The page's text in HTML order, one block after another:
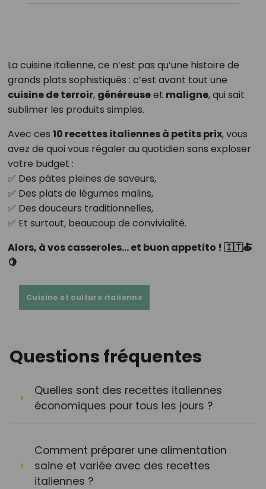
La cuisine italienne, ce n’est pas qu’une histoire de
grands plats sophistiqués : c’est avant tout une
cuisine de terroir, généreuseet maligne, qui sait
sublimer les produits simples.
Avec ces 10 recettes italiennes à petits prix, vous
avez de quoi vous régaler au quotidien sans exploser
votre budget :
✅ Des pâtes pleines de saveurs,
✅ Des plats de légumes malins,
✅ Des douceurs traditionnelles,
✅ Et surtout, beaucoup de convivialité.
Alors, à vos casseroles… et buon appetito ! 🇮🇹🍝
🍋
Cuisine et culture italienne
Questions fréquentes
Quelles sont des recettes italiennes
économiques pour tous les jours ?
Comment préparer une alimentation
saine et variée avec des recettes
italiennes ?